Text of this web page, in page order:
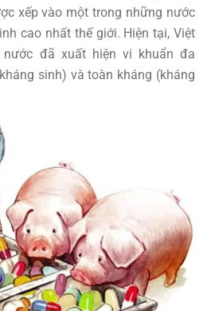
xếp vào một trong những nước
cao nhất thế giới. Hiện tại, Việt
nước đã xuất hiện vi khuẩn đa
sinh) và toàn kháng (kháng